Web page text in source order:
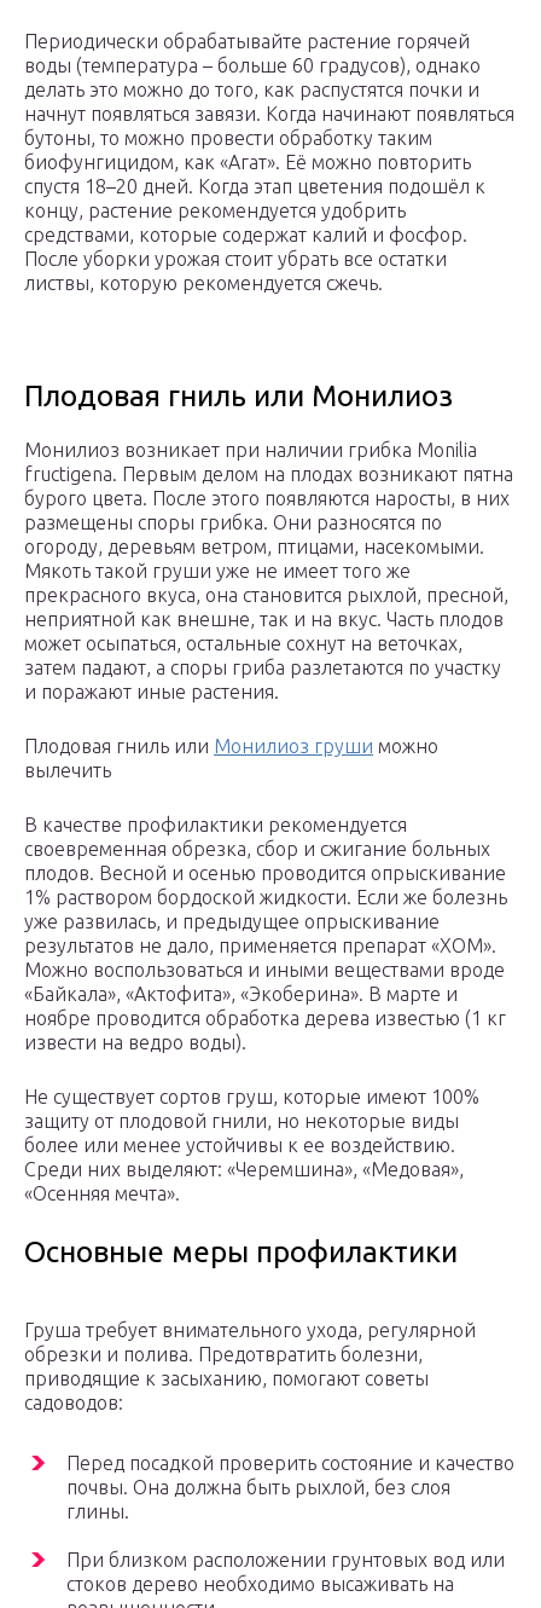
Периодически обрабатывайте растение горячей
воды (температура – больше 60 градусов), однако
делать это можно до того, как распустятся почки и
начнут появляться завязи. Когда начинают появляться
бутоны, то можно провести обработку таким
биофунгицидом, как «Агат». Её можно повторить
спустя 18–20 дней. Когда этап цветения подошёл к
концу, растение рекомендуется удобрить
средствами, которые содержат калий и фосфор.
После уборки урожая стоит убрать все остатки
листвы, которую рекомендуется сжечь.
Плодовая гниль или Монилиоз
Монилиоз возникает при наличии грибка Monilia
fructigena. Первым делом на плодах возникают пятна
бурого цвета. После этого появляются наросты, в них
размещены споры грибка. Они разносятся по
огороду, деревьям ветром, птицами, насекомыми.
Мякоть такой груши уже не имеет того же
прекрасного вкуса, она становится рыхлой, пресной,
неприятной как внешне, так и на вкус. Часть плодов
может осыпаться, остальные сохнут на веточках,
затем падают, а споры гриба разлетаются по участку
и поражают иные растения.
Плодовая гниль или Монилиоз груши можно
вылечить
В качестве профилактики рекомендуется
своевременная обрезка, сбор и сжигание больных
плодов. Весной и осенью проводится опрыскивание
1% раствором бордоской жидкости. Если же болезнь
уже развилась, и предыдущее опрыскивание
результатов не дало, применяется препарат «ХОМ».
Можно воспользоваться и иными веществами вроде
«Байкала», «Актофита», «Экоберина». В марте и
ноябре проводится обработка дерева известью (1 кг
извести на ведро воды).
Не существует сортов груш, которые имеют 100%
защиту от плодовой гнили, но некоторые виды
более или менее устойчивы к ее воздействию.
Среди них выделяют: «Черемшина», «Медовая»,
«Осенняя мечта».
Основные меры профилактики
Груша требует внимательного ухода, регулярной
обрезки и полива. Предотвратить болезни,
приводящие к засыханию, помогают советы
садоводов:
Перед посадкой проверить состояние и качество
почвы. Она должна быть рыхлой, без слоя
глины.
При близком расположении грунтовых вод или
стоков дерево необходимо высаживать на